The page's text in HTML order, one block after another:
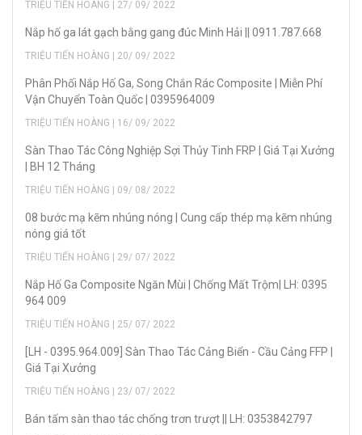
TRIỆU TIẾN HOÀNG | 27/ 09/ 2022
Nắp hố ga lát gạch bằng gang đúc Minh Hải || 0911.787.668
TRIỆU TIẾN HOÀNG | 20/ 09/ 2022
Phân Phối Nắp Hố Ga, Song Chắn Rác Composite | Miễn Phí
Vận Chuyển Toàn Quốc | 0395964009
TRIỆU TIẾN HOÀNG | 16/ 09/ 2022
Sàn Thao Tác Công Nghiệp Sợi Thủy Tinh FRP | Giá Tại Xưởng
| BH 12 Tháng
TRIỆU TIẾN HOÀNG | 09/ 08/ 2022
08 bước mạ kẽm nhúng nóng | Cung cấp thép mạ kẽm nhúng
nóng giá tốt
TRIỆU TIẾN HOÀNG | 29/ 07/ 2022
Nắp Hố Ga Composite Ngăn Mùi | Chống Mất Trộm| LH: 0395
964 009
TRIỆU TIẾN HOÀNG | 25/ 07/ 2022
[LH - 0395.964.009] Sàn Thao Tác Cảng Biển - Cầu Cảng FFP |
Giá Tại Xưởng
TRIỆU TIẾN HOÀNG | 23/ 07/ 2022
Bán tấm sàn thao tác chống trơn trượt || LH: 0353842797